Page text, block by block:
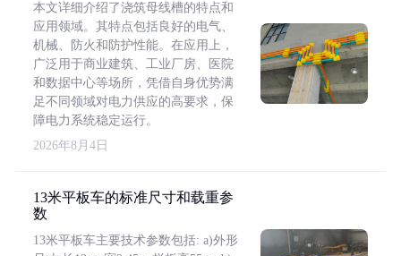
本文详细介绍了浇筑母线槽的特点和
应用领域。其特点包括良好的电气、
机械、防火和防护性能。在应用上，
广泛用于商业建筑、工业厂房、医院
和数据中心等场所，凭借自身优势满
足不同领域对电力供应的高要求，保
障电力系统稳定运行。
2026年8月4日
13米平板车的标准尺寸和载重参
数
13米平板车主要技术参数包括: a)外形